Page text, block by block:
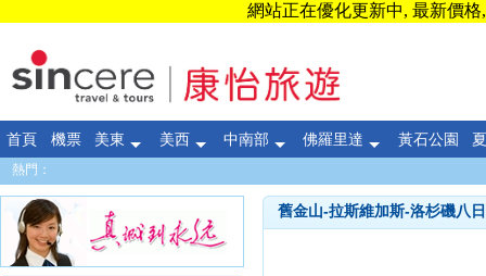
網站正在優化更新中, 最新價
首頁 機票 美東 美西 中南部 佛羅里達 黃石公園
熱門：
舊金山-拉斯維加斯-洛杉磯八